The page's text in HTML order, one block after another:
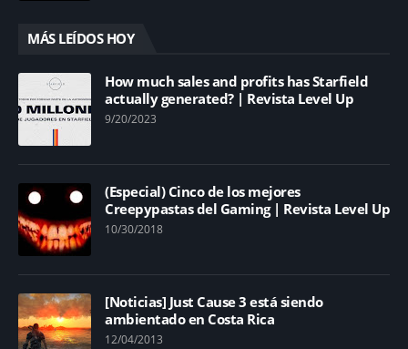
MÁS LEÍDOS HOY
How much sales and profits has Starfield
actually generated? | Revista Level Up
9/20/2023
(Especial) Cinco de los mejores
Creepypastas del Gaming | Revista Level Up
10/30/2018
[Noticias] Just Cause 3 está siendo
ambientado en Costa Rica
12/04/2013